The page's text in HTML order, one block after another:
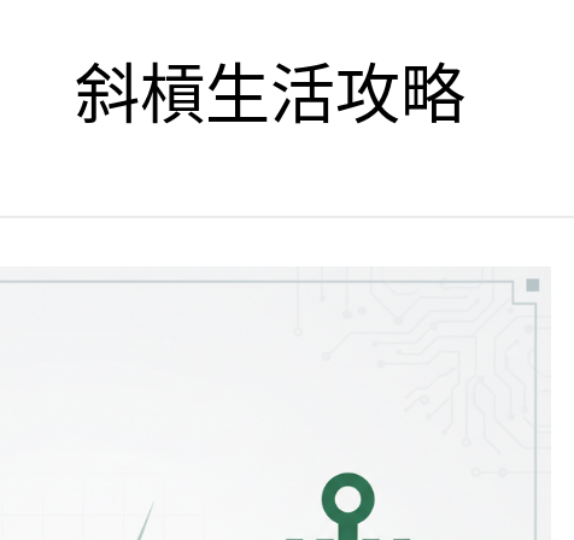
斜槓生活攻略